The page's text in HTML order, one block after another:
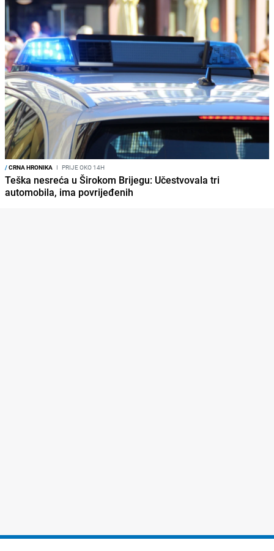
/CRNA HRONIKA I PRIJE OKO 14H
Teška nesreća u Širokom Brijegu: Učestvovala tri
automobila, ima povrijeđenih